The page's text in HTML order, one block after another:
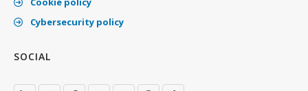
Cybersecurity policy
SOCIAL